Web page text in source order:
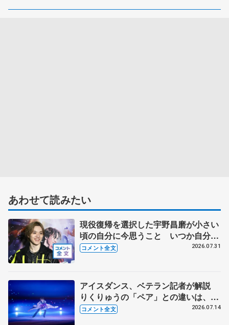
あわせて読みたい
現役復帰を選択した宇野昌磨が小さい
頃の自分に今思うこと いつか自分た
ちが望むスケーターに 【「Ice
コメント全文 2026.07.31
アイスダンス、ベテラン記者が解説
りくりゅうの「ペア」との違いは、し
ょまりん誕生で競争激化
コメント全文 2026.07.14